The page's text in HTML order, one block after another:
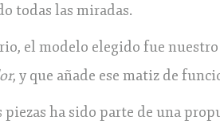
todas las miradas.
el modelo elegido fue
, y que añade ese matiz de
piezas ha sido parte de una